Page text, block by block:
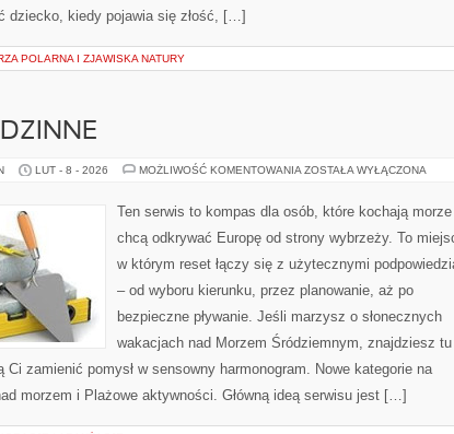
dziecko, kiedy pojawia się złość, […]
POLARNA I ZJAWISKA NATURY
LUT - 8 - 2026 MOŻLIWOŚĆ KOMENTOWANIA PLAŻE
ZOSTAŁA WYŁĄCZONA
Ten serwis to kompas dla osób, które kochają morze
chcą odkrywać Europę od strony wybrzeży. To
w którym reset łączy się z użytecznymi
– od wyboru kierunku, przez planowanie, aż po
bezpieczne pływanie. Jeśli marzysz o słonecznych
wakacjach nad Morzem Śródziemnym, znajdziesz tu
Ci zamienić pomysł w sensowny harmonogram. Nowe kategorie na
morzem i Plażowe aktywności. Główną ideą serwisu jest […]